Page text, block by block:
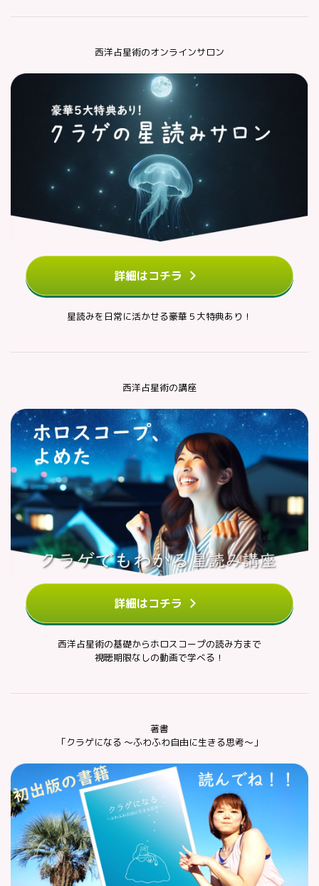
西洋占星術のオンラインサロン
詳細はコチラ
星読みを日常に活かせる豪華５大特典あり！
西洋占星術の講座
詳細はコチラ
西洋占星術の基礎からホロスコープの読み方まで
視聴期限なしの動画で学べる！
著書
「クラゲになる ～ふわふわ自由に生きる思考～」